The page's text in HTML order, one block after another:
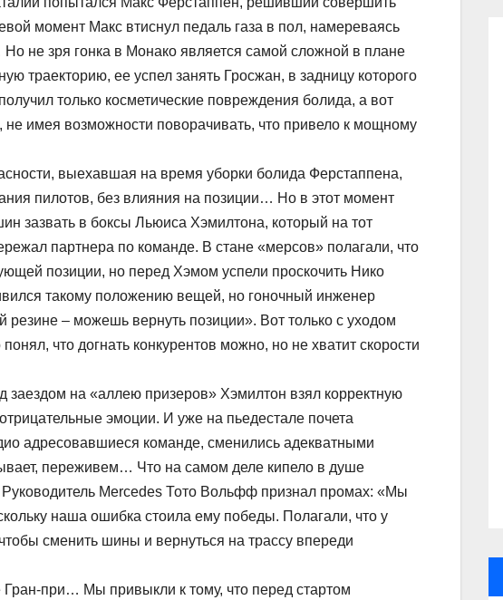
момент Макс втиснул педаль газа в пол, намереваясь
не зря гонка в Монако является самой сложной в плане
траекторию, ее успел занять Гросжан, в задницу которого
только косметические повреждения болида, а вот
имея возможности поворачивать, что привело к мощному
выехавшая на время уборки болида Ферстаппена,
пилотов, без влияния на позиции… Но в этот момент
зазвать в боксы Льюиса Хэмилтона, который на тот
партнера по команде. В стане «мерсов» полагали, что
позиции, но перед Хэмом успели проскочить Нико
такому положению вещей, но гоночный инженер
резине – можешь вернуть позиции». Вот только с уходом
что догнать конкурентов можно, но не хватит скорости
заездом на «аллею призеров» Хэмилтон взял корректную
эмоции. И уже на пьедестале почета
адресовавшиеся команде, сменились адекватными
переживем… Что на самом деле кипело в душе
Mercedes Тото Вольфф признал промах: «Мы
наша ошибка стоила ему победы. Полагали, что у
сменить шины и вернуться на трассу впереди
при… Мы привыкли к тому, что перед стартом